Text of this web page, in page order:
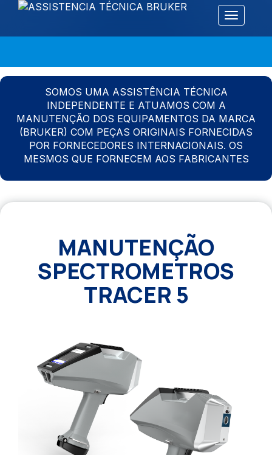
Alternar
SOMOS UMA ASSISTÊNCIA TÉCNICA
INDEPENDENTE E ATUAMOS COM A
MANUTENÇÃO DOS EQUIPAMENTOS DA MARCA
(BRUKER) COM PEÇAS ORIGINAIS FORNECIDAS
POR FORNECEDORES INTERNACIONAIS. OS
MESMOS QUE FORNECEM AOS FABRICANTES
MANUTENÇÃO
SPECTROMETROS
TRACER 5